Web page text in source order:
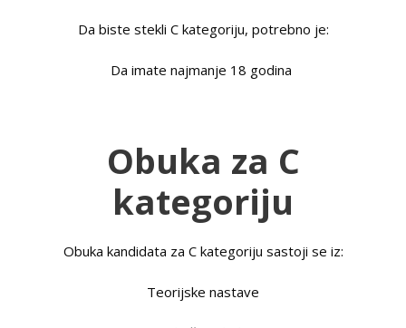
Da biste stekli C kategoriju, potrebno je:
Da imate najmanje 18 godina
Obuka za C
kategoriju
Obuka kandidata za C kategoriju sastoji se iz:
Teorijske nastave